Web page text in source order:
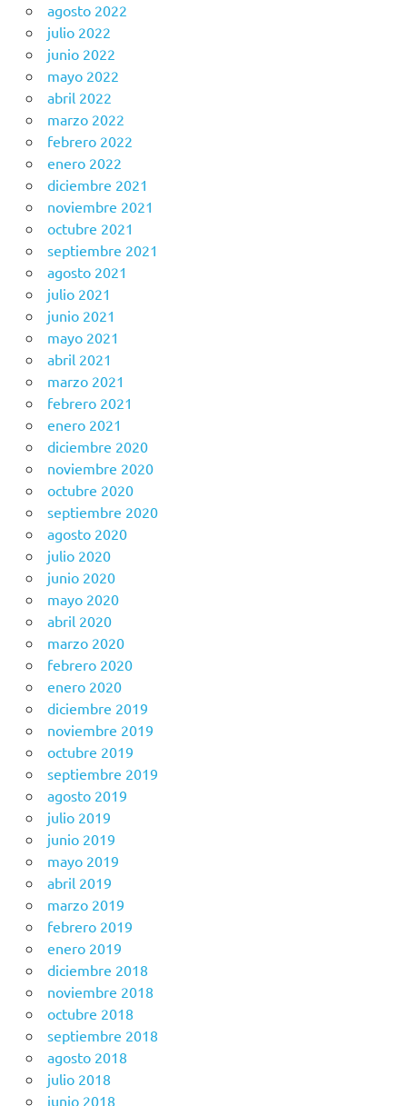
agosto 2022
julio 2022
junio 2022
mayo 2022
abril 2022
marzo 2022
febrero 2022
enero 2022
diciembre 2021
noviembre 2021
octubre 2021
septiembre 2021
agosto 2021
julio 2021
junio 2021
mayo 2021
abril 2021
marzo 2021
febrero 2021
enero 2021
diciembre 2020
noviembre 2020
octubre 2020
septiembre 2020
agosto 2020
julio 2020
junio 2020
mayo 2020
abril 2020
marzo 2020
febrero 2020
enero 2020
diciembre 2019
noviembre 2019
octubre 2019
septiembre 2019
agosto 2019
julio 2019
junio 2019
mayo 2019
abril 2019
marzo 2019
febrero 2019
enero 2019
diciembre 2018
noviembre 2018
octubre 2018
septiembre 2018
agosto 2018
julio 2018
junio 2018